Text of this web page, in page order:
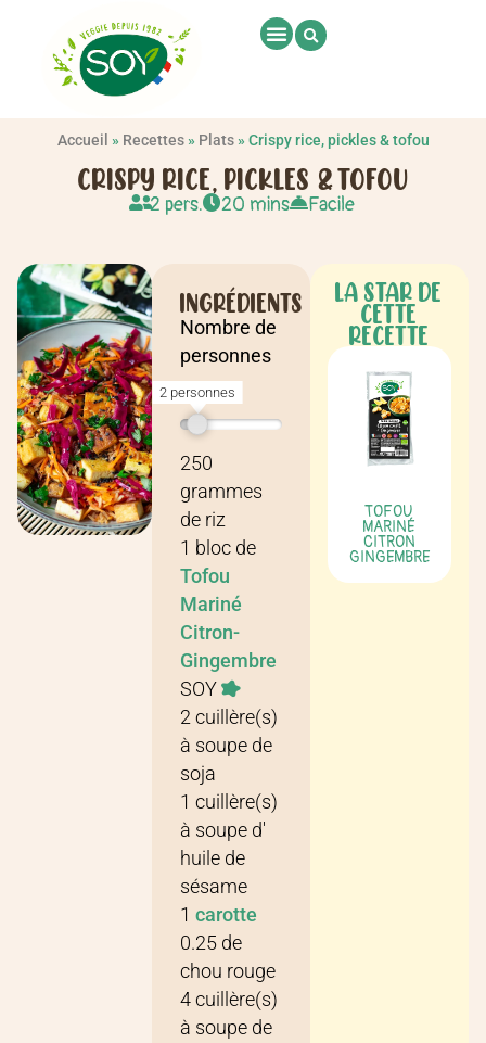
Accueil » Recettes» Plats» Crispy rice, pickles & tofou
CRISPY RICE, PICKLES & TOFOU
2 pers. 20 mins Facile
INGRÉDIENTS
Nombre de
personnes
2 personnes
Recette pour 2 personnes
250
grammes
deriz
1 bloc de
Tofou
Mariné
Citron-
Gingembre
SOY
2 cuillère(s)
à soupe de
soja
1 cuillère(s)
à soupe d'
huile de
sésame
1 carotte
0.25 de
chou rouge
4 cuillère(s)
à soupe de
LA STAR DE
CETTE
RECETTE
TOFOU
MARINÉ
CITRON
GINGEMBRE